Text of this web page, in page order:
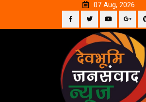
07 Aug, 2026
Facebook
TwitterYouTubePlus
Google